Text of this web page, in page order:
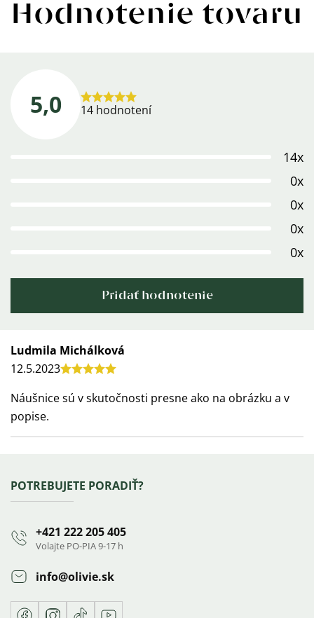
Hodnotenie tovaru
5,0
Priemerné
14 hodnotení
14x
0x
0x
0x
0x
Pridať hodnotenie
Výpis
hodnotení
Ludmila Michálková
Hodnotenie
produktu
hviezdičiek.
12.5.2023
Náušnice sú v skutočnosti presne ako na obrázku a v
popise.
Zápätie
POTREBUJETE PORADIŤ?
+421 222 205 405
Volajte PO-PIA 9-17 h
info@olivie.sk